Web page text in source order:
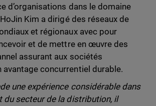
d’organisations dans le domaine
Kim a dirigé des réseaux de
et régionaux avec pour
et de mettre en œuvre des
assurant aux sociétés
avantage concurrentiel durable.
une expérience considérable dans
du secteur de la distribution, il